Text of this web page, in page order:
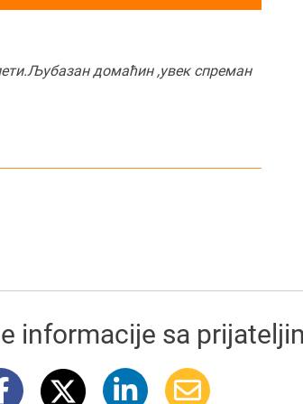
домаћин ,увек спреман
informacije sa